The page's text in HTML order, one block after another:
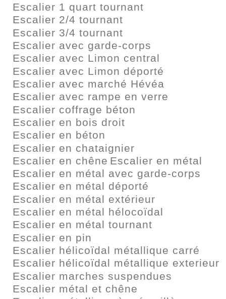
Escalier 1 quart tournant
Escalier 2/4 tournant
Escalier 3/4 tournant
Escalier avec garde-corps
Escalier avec Limon central
Escalier avec Limon déporté
Escalier avec marché Hévéa
Escalier avec rampe en verre
Escalier coffrage béton
Escalier en bois droit
Escalier en béton
Escalier en chataignier
Escalier en chêne Escalier en métal
Escalier en métal avec garde-corps
Escalier en métal déporté
Escalier en métal extérieur
Escalier en métal hélocoïdal
Escalier en métal tournant
Escalier en pin
Escalier hélicoïdal métallique carré
Escalier hélicoïdal métallique exterieur
Escalier marches suspendues
Escalier métal et chêne